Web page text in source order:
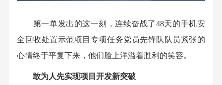
第一单发出的这一刻，连续奋战了48天的手机安
全回收处置示范项目专项任务党员先锋队队员紧张的
心情终于平复下来，他们脸上洋溢着胜利的笑容。
敢为人先实现项目开发新突破